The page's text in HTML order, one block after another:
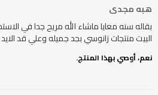
هبه مجدي
بقاله سنه معايا ماشاء الله مريح جدا في
البيت منتجات زانوسي بجد جميله وعلي قد
نعم، أوصي بهذا المنتج.